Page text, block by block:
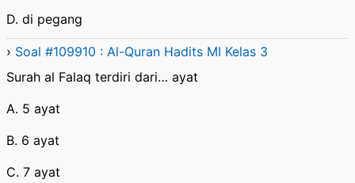
D. di pegang
› Soal #109910 : Al-Quran Hadits MI Kelas 3
Surah al Falaq terdiri dari… ayat
A. 5 ayat
B. 6 ayat
C. 7 ayat